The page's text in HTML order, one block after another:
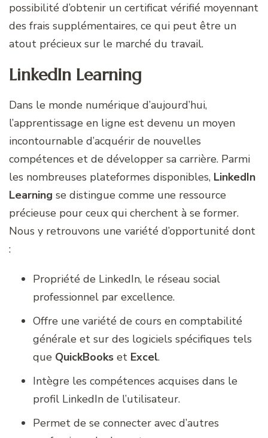
possibilité d’obtenir un certificat vérifié moyennant
des frais supplémentaires, ce qui peut être un
atout précieux sur le marché du travail.
LinkedIn Learning
Dans le monde numérique d’aujourd’hui,
l’apprentissage en ligne est devenu un moyen
incontournable d’acquérir de nouvelles
compétences et de développer sa carrière. Parmi
les nombreuses plateformes disponibles, LinkedIn
Learning se distingue comme une ressource
précieuse pour ceux qui cherchent à se former.
Nous y retrouvons une variété d’opportunité dont
:
Propriété de LinkedIn, le réseau social
professionnel par excellence.
Offre une variété de cours en comptabilité
générale et sur des logiciels spécifiques tels
que QuickBooks et Excel.
Intègre les compétences acquises dans le
profil LinkedIn de l’utilisateur.
Permet de se connecter avec d’autres